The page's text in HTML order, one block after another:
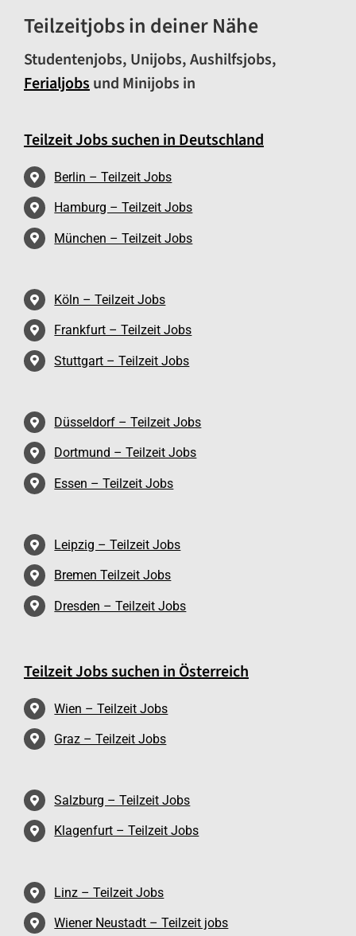
Teilzeitjobs in deiner Nähe
Studentenjobs, Unijobs, Aushilfsjobs,
Ferialjobsund Minijobs in
Teilzeit Jobs suchen in Deutschland
Berlin – Teilzeit Jobs
Hamburg – Teilzeit Jobs
München – Teilzeit Jobs
Köln – Teilzeit Jobs
Frankfurt – Teilzeit Jobs
Stuttgart – Teilzeit Jobs
Düsseldorf – Teilzeit Jobs
Dortmund – Teilzeit Jobs
Essen – Teilzeit Jobs
Leipzig – Teilzeit Jobs
Bremen Teilzeit Jobs
Dresden – Teilzeit Jobs
Teilzeit Jobs suchen in Österreich
Wien – Teilzeit Jobs
Graz – Teilzeit Jobs
Salzburg – Teilzeit Jobs
Klagenfurt – Teilzeit Jobs
Linz – Teilzeit Jobs
Wiener Neustadt – Teilzeit jobs